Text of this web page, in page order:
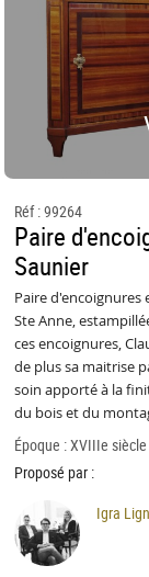
Réf : 99264
Paire
Saunier
Paire
Ste Anne,
ces encoignures,
de plus sa maitrise
soin apporté à la
du bois et du
Époque : XVIIIe siècle
Proposé par :
Igra